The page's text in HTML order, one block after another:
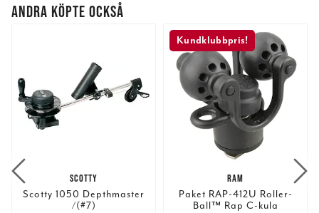
ANDRA KÖPTE OCKSÅ
SCOTTY
Scotty 1050 Depthmaster
/(#7)
Kundklubbpris!
RAM
Paket RAP-412U Roller-
Ball™ Rap C-kula